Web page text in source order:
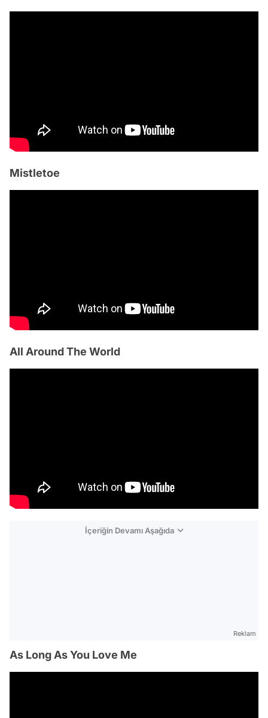
Mistletoe
All Around The World
İçeriğin Devamı Aşağıda
Reklam
As Long As You Love Me